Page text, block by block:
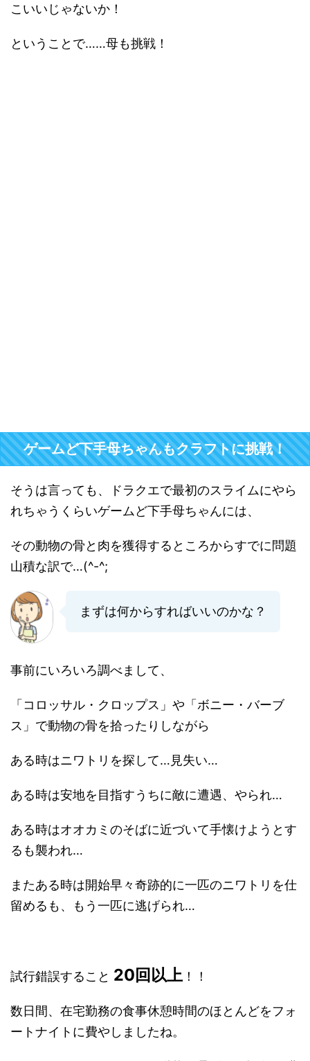
こいいじゃないか！
ということで……母も挑戦！
ゲームど下手母ちゃんもクラフトに挑戦！
そうは言っても、ドラクエで最初のスライムにやら
れちゃうくらいゲームど下手母ちゃんには、
その動物の骨と肉を獲得するところからすでに問題
山積な訳で…(^-^;
まずは何からすればいいのかな？
事前にいろいろ調べまして、
「コロッサル・クロップス」や「ボニー・バーブ
ス」で動物の骨を拾ったりしながら
ある時はニワトリを探して…見失い…
ある時は安地を目指すうちに敵に遭遇、やられ…
ある時はオオカミのそばに近づいて手懐けようとす
るも襲われ…
またある時は開始早々奇跡的に一匹のニワトリを仕
留めるも、もう一匹に逃げられ…
試行錯誤すること 20回以上 ！！
数日間、在宅勤務の食事休憩時間のほとんどをフォ
ートナイトに費やしましたね。